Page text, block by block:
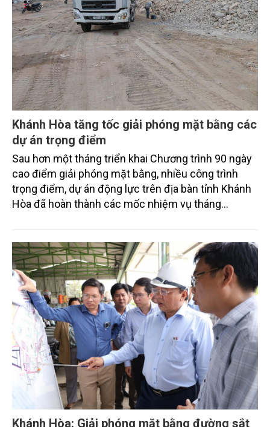
Khánh Hòa tăng tốc giải phóng mặt bằng các
dự án trọng điểm
Sau hơn một tháng triển khai Chương trình 90 ngày
cao điểm giải phóng mặt bằng, nhiều công trình
trọng điểm, dự án động lực trên địa bàn tỉnh Khánh
Hòa đã hoàn thành các mốc nhiệm vụ tháng
vụ tháng 8 và tháng 9 đang được tiếp tục triển khai
với tiến độ khác nhau.
Khánh Hòa: Giải phóng mặt bằng đường sắt